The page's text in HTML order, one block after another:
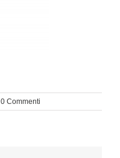
0 Commenti